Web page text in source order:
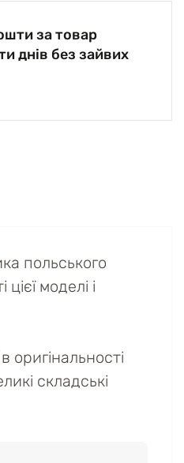
за товар
днів без зайвих
польського
моделі і
складські